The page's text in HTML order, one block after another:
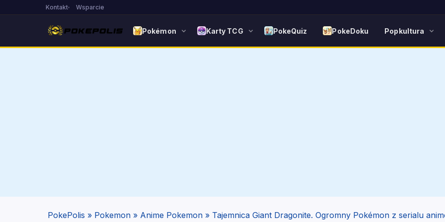
Kontakt Wsparcie
Pokémon Karty TCG PokeQuiz PokeDoku Popkultura
PokePolis » Pokemon » Anime Pokemon » Tajemnica Giant Dragonite. Ogromny Pokémon z serialu